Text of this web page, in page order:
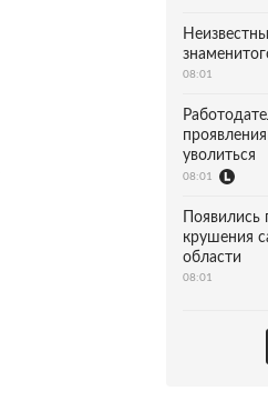
08:01
уволиться
08:01
крушения
области
08:01